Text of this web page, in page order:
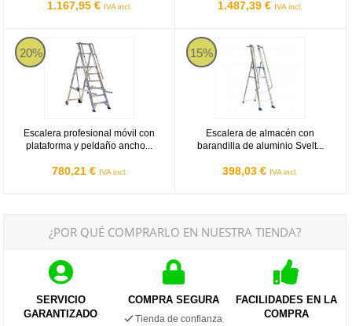
1.167,95 € IVA incl. 1.487,39 € IVA incl.
20%
Escalera profesional móvil con
plataforma y peldaño ancho...
780,21 € IVA incl.
Escalera profesional móvil con plataforma y peldaño ancho Svelt
15%
Escalera de almacén con
barandilla de aluminio Svelt...
398,03 € IVA incl.
Escalera de almacén con
¿POR QUÉ COMPRARLO EN NUESTRA TIENDA?
SERVICIO
GARANTIZADO
COMPRA SEGURA
Tienda de confianza
FACILIDADES EN LA
COMPRA